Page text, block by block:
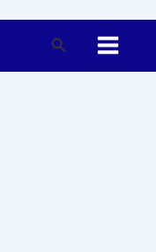
Search